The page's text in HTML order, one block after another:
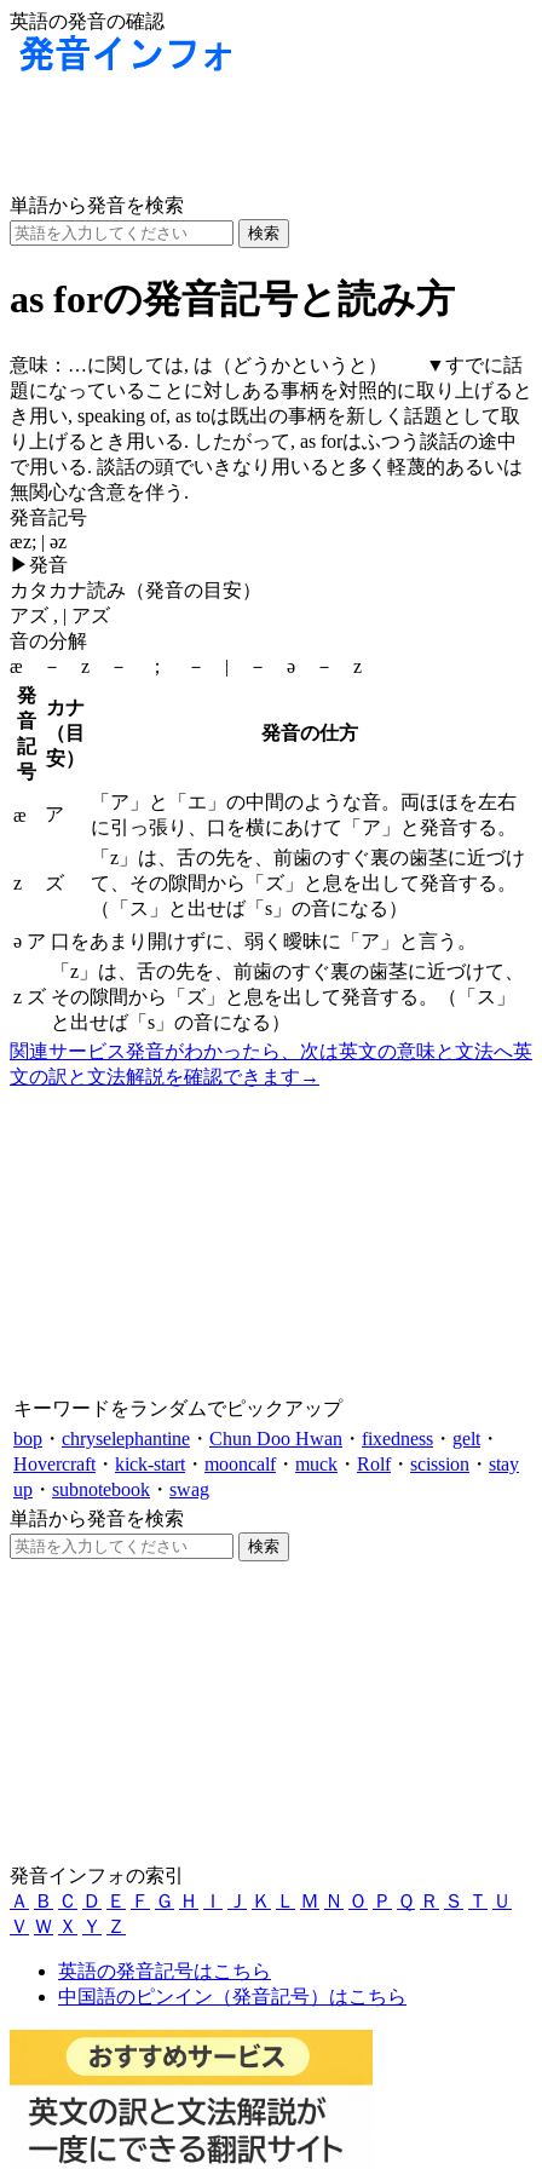
英語の発音の確認
単語から発音を検索
as forの発音記号と読み方
意味： …に関しては, は（どうかというと） ▼すでに話
題になっていることに対しある事柄を対照的に取り上げると
き用い, speaking of, as toは既出の事柄を新しく話題として取
り上げるとき用いる. したがって, as forはふつう談話の途中
で用いる. 談話の頭でいきなり用いると多く軽蔑的あるいは
無関心な含意を伴う.
発音記号
æz; | əz
▶発音
カタカナ読み（発音の目安）
アズ , | アズ
音の分解
æ － z － ； － | － ə － z
発
音
記
号
カナ
（目
安）
発音の仕方
æ ア
「ア」と「エ」の中間のような音。両ほほを左右
に引っ張り、口を横にあけて「ア」と発音する。
z ズ
「z」は、舌の先を、前歯のすぐ裏の歯茎に近づけ
て、その隙間から「ズ」と息を出して発音する。
（「ス」と出せば「s」の音になる）
ə ア 口をあまり開けずに、弱く曖昧に「ア」と言う。
z ズ
「z」は、舌の先を、前歯のすぐ裏の歯茎に近づけて、
その隙間から「ズ」と息を出して発音する。（「ス」
と出せば「s」の音になる）
関連サービス発音がわかったら、次は英文の意味と文法へ英
文の訳と文法解説を確認できます →
キーワードをランダムでピックアップ
bop ・ chryselephantine ・ Chun Doo Hwan ・ fixedness ・ gelt ・
Hovercraft ・ kick-start ・ mooncalf・ muck ・ Rolf・ scission ・ stay
up ・ subnotebook ・ swag
単語から発音を検索
発音インフォの索引
Ａ
Ｂ Ｃ Ｄ Ｅ Ｆ Ｇ Ｈ Ｉ Ｊ Ｋ Ｌ Ｍ Ｎ Ｏ Ｐ Ｑ Ｒ Ｓ Ｔ
Ｕ
Ｖ Ｗ Ｘ Ｙ Ｚ
英語の発音記号はこちら
中国語のピンイン（発音記号）はこちら